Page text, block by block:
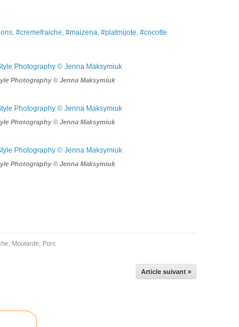
#cremefraiche, #maizena, #platmijote, #cocotte
Photography © Jenna Maksymiuk
Photography © Jenna Maksymiuk
Photography © Jenna Maksymiuk
Moutarde Porc
Article suivant »